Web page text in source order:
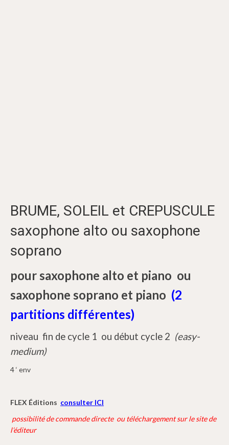
BRUME, SOLEIL et CREPUSCULE
saxophone alto ou saxophone
soprano
pour saxophone alto et piano ou
saxophone soprano et piano (2
partitions différentes)
niveau fin de cycle 1 ou début cycle 2 (easy-
medium)
4 ‘ env
FLEX Éditions consulter ICI
possibilité de commande directe ou téléchargement sur le site de
l’éditeur